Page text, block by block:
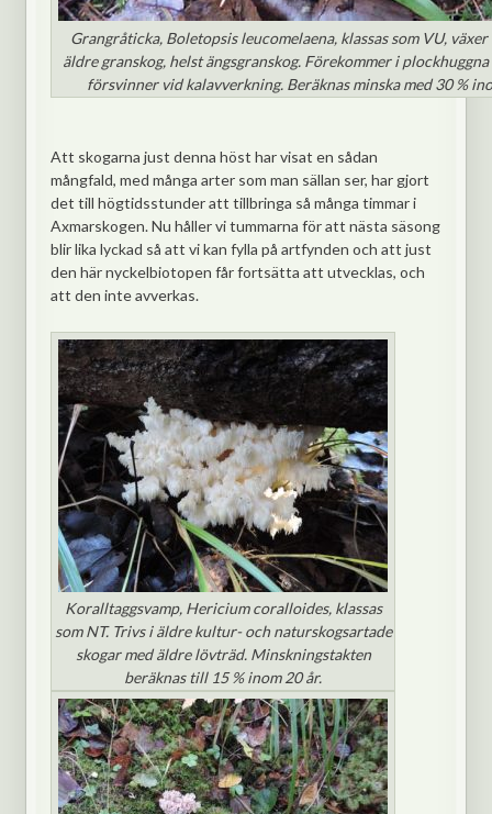
Grangråticka, Boletopsis leucomelaena, klassas som VU,
äldre granskog, helst ängsgranskog. Förekommer i
försvinner vid kalavverkning. Beräknas minska med 30 %
Att skogarna just denna höst har visat en sådan
mångfald, med många arter som man sällan ser, har gjort
det till högtidsstunder att tillbringa så många timmar i
Axmarskogen. Nu håller vi tummarna för att nästa säsong
blir lika lyckad så att vi kan fylla på artfynden och att just
den här nyckelbiotopen får fortsätta att utvecklas, och
att den inte avverkas.
Koralltaggsvamp, Hericium coralloides, klassas
som NT. Trivs i äldre kultur- och naturskogsartade
skogar med äldre lövträd. Minskningstakten
beräknas till 15 % inom 20 år.